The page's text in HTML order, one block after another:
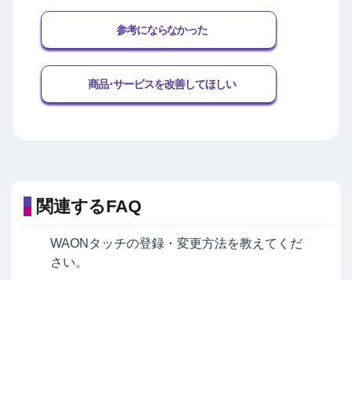
参考にならなかった
商品･サービスを改善してほしい
関連するFAQ
WAONタッチの登録・変更方法を教えてくだ
さい。